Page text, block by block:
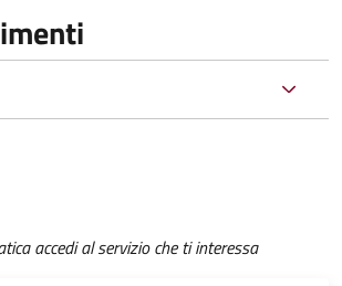
accedi al servizio che ti interessa